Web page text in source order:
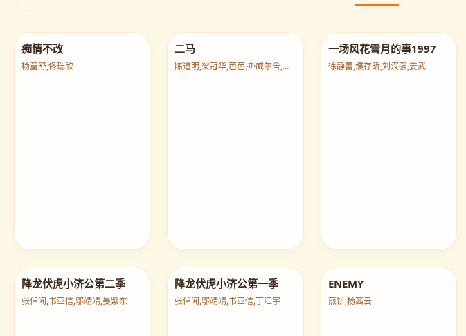
痴情不改 二马 一场风花雪月的事1997
降龙伏虎小济公第二季 降龙伏虎小济公第一季 ENEMY